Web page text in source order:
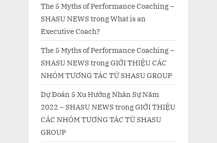
The 5 Myths of Performance Coaching –
SHASU NEWS trongWhat is an
Executive Coach?
The 5 Myths of Performance Coaching –
SHASU NEWS trongGIỚI THIỆU CÁC
NHÓM TƯƠNG TÁC TỪ SHASU GROUP
Dự Đoán 5 Xu Hướng Nhân Sự Năm
2022 – SHASU NEWS trongGIỚI THIỆU
CÁC NHÓM TƯƠNG TÁC TỪ SHASU
GROUP